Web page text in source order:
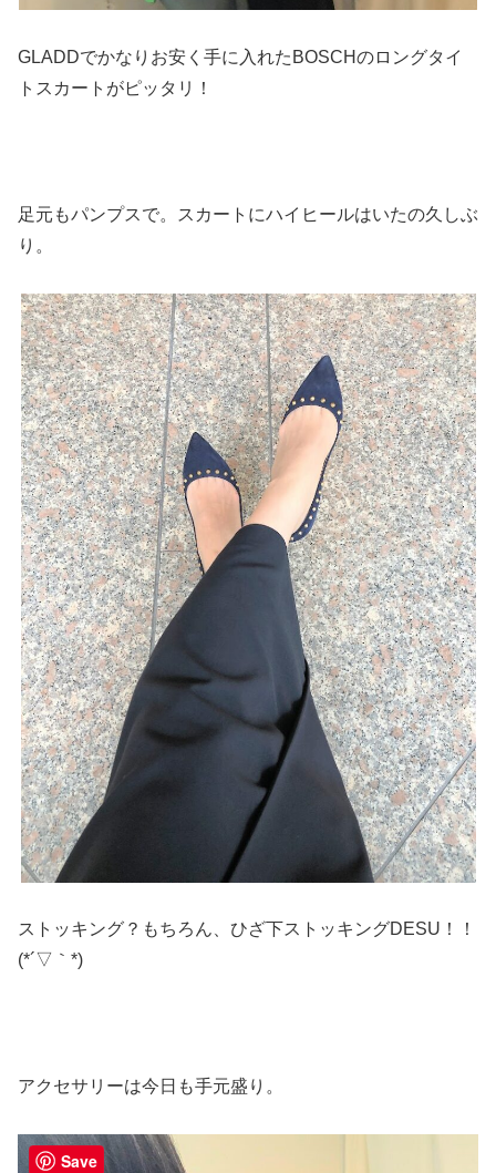
GLADDでかなりお安く手に入れたBOSCHのロングタイ
トスカートがピッタリ！
足元もパンプスで。スカートにハイヒールはいたの久しぶ
り。
ストッキング？もちろん、ひざ下ストッキングDESU！！
(*´▽｀*)
アクセサリーは今日も手元盛り。
Save